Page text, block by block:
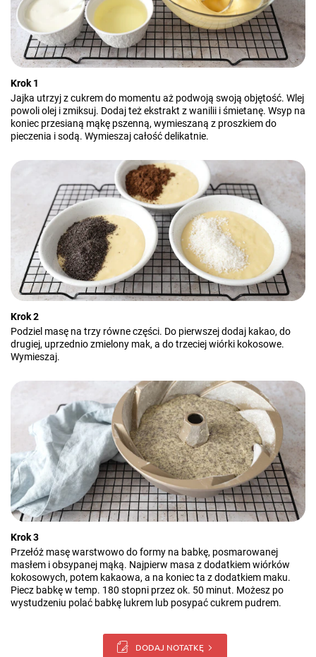
Krok 1
Jajka utrzyj z cukrem do momentu aż podwoją swoją objętość. Wlej
powoli olej i zmiksuj. Dodaj też ekstrakt z wanilii i śmietanę. Wsyp na
koniec przesianą mąkę pszenną, wymieszaną z proszkiem do
pieczenia i sodą. Wymieszaj całość delikatnie.
Krok 2
Podziel masę na trzy równe części. Do pierwszej dodaj kakao, do
drugiej, uprzednio zmielony mak, a do trzeciej wiórki kokosowe.
Wymieszaj.
Krok 3
Przełóż masę warstwowo do formy na babkę, posmarowanej
masłem i obsypanej mąką. Najpierw masa z dodatkiem wiórków
kokosowych, potem kakaowa, a na koniec ta z dodatkiem maku.
Piecz babkę w temp. 180 stopni przez ok. 50 minut. Możesz po
wystudzeniu polać babkę lukrem lub posypać cukrem pudrem.
DODAJ NOTATKĘ